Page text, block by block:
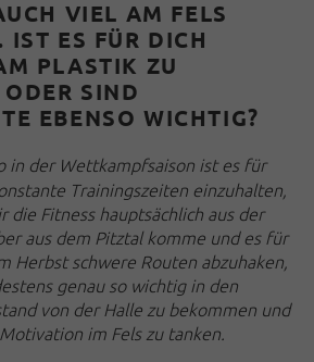
VIEL AM FELS
IST ES FÜR DICH
PLASTIK ZU
SIND
EBENSO WICHTIG?
in der Wettkampfsaison ist es für
Trainingszeiten einzuhalten,
die Fitness hauptsächlich aus der
aus dem Pitztal komme und es für
Herbst schwere Routen abzuhaken,
genau so wichtig in den
von der Halle zu bekommen und
im Fels zu tanken.